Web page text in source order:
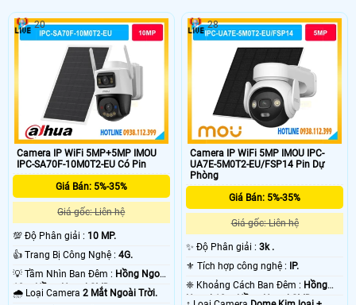
Camera IP WiFi 5MP+5MP IMOU
IPC-SA70F-10M0T2-EU Có Pin
Giá Bán: 5%-35%
Giá gốc: Liên hệ
💯 Độ Phân giải : 10 MP.
👍 Trang Bị Công Nghệ : 4G.
💡 Tầm Nhìn Ban Đêm : Hồng Ngoại
10m Hồng Ngoại SMD.
🌧️ Loại Camera 2 Mắt Ngoài Trời.
20
Camera IP WiFi 5MP IMOU IPC-
UA7E-5M0T2-EU/FSP14 Pin Dự
Phòng
Giá Bán: 5%-35%
Giá gốc: Liên hệ
✨ Độ Phân giải :3k .
⚜️ Tích hợp công nghệ :
IP.
❈ Khoảng Cách Ban Đêm : Hồng
Ngoại 10m Hồng Ngoại SMD.
28